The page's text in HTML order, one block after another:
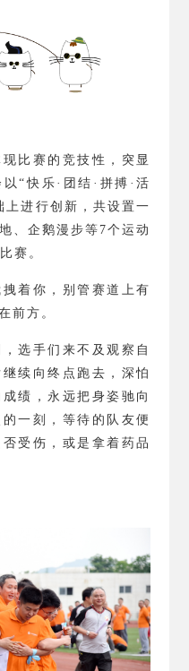
比赛的竞技性，突显
“快乐·团结·拼搏·活
上进行创新，共设置一
、企鹅漫步等 7个运动
赛。
着你，别管赛道上有
前方。
选手们来不及观察自
续向终点跑去，深怕
绩，永远把身姿驰向
一刻，等待的队友便
受伤，或是拿着药品